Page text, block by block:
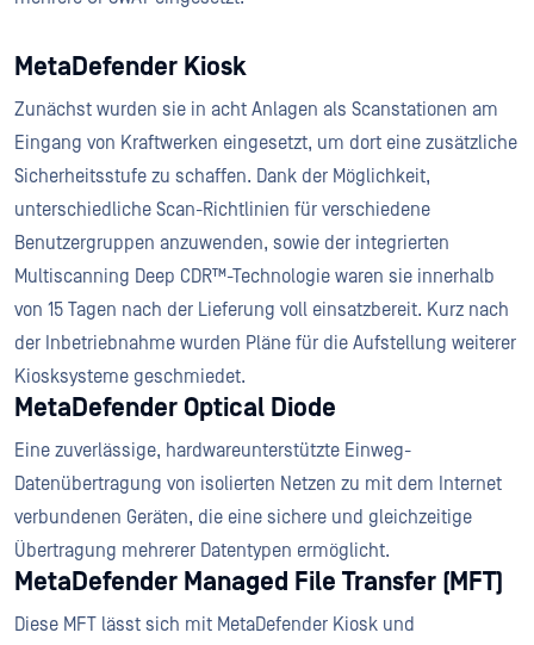
MetaDefender Kiosk
Zunächst wurden sie in acht Anlagen als Scanstationen am
Eingang von Kraftwerken eingesetzt, um dort eine zusätzliche
Sicherheitsstufe zu schaffen. Dank der Möglichkeit,
unterschiedliche Scan-Richtlinien für verschiedene
Benutzergruppen anzuwenden, sowie der integrierten
Multiscanning Deep CDR™-Technologie waren sie innerhalb
von 15 Tagen nach der Lieferung voll einsatzbereit. Kurz nach
der Inbetriebnahme wurden Pläne für die Aufstellung weiterer
Kiosksysteme geschmiedet.
MetaDefender Optical Diode
Eine zuverlässige, hardwareunterstützte Einweg-
Datenübertragung von isolierten Netzen zu mit dem Internet
verbundenen Geräten, die eine sichere und gleichzeitige
Übertragung mehrerer Datentypen ermöglicht.
MetaDefender Managed File Transfer (MFT)
Diese MFT lässt sich mit MetaDefender Kiosk und